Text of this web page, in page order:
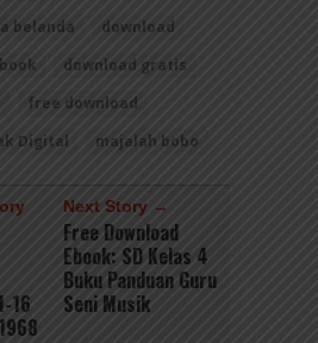
belanda
download
download gratis
free download
Digital
majalah bobo
16
Next Story →
Free Download
Ebook: SD Kelas 4
Buku Panduan Guru
Seni Musik